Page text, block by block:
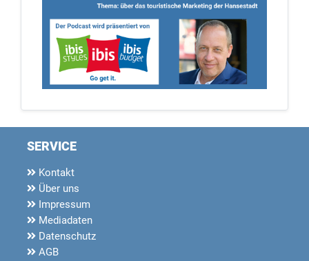
SERVICE
Kontakt
Über uns
Impressum
Mediadaten
Datenschutz
AGB